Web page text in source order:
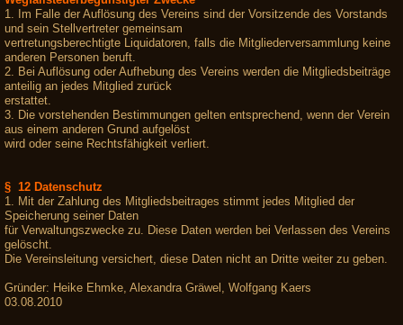
1. Im Falle der Auflösung des Vereins sind der Vorsitzende des Vorstands
und sein Stellvertreter gemeinsam
vertretungsberechtigte Liquidatoren, falls die Mitgliederversammlung keine
anderen Personen beruft.
2. Bei Auflösung oder Aufhebung des Vereins werden die Mitgliedsbeiträge
anteilig an jedes Mitglied zurück
erstattet.
3. Die vorstehenden Bestimmungen gelten entsprechend, wenn der Verein
aus einem anderen Grund aufgelöst
wird oder seine Rechtsfähigkeit verliert.
§ 12 Datenschutz
1. Mit der Zahlung des Mitgliedsbeitrages stimmt jedes Mitglied der
Speicherung seiner Daten
für Verwaltungszwecke zu. Diese Daten werden bei Verlassen des Vereins
gelöscht.
Die Vereinsleitung versichert, diese Daten nicht an Dritte weiter zu geben.
Gründer: Heike Ehmke, Alexandra Gräwel, Wolfgang Kaers
03.08.2010